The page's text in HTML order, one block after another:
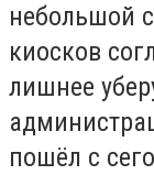
небольшой
киосков
лишнее
пошёл с